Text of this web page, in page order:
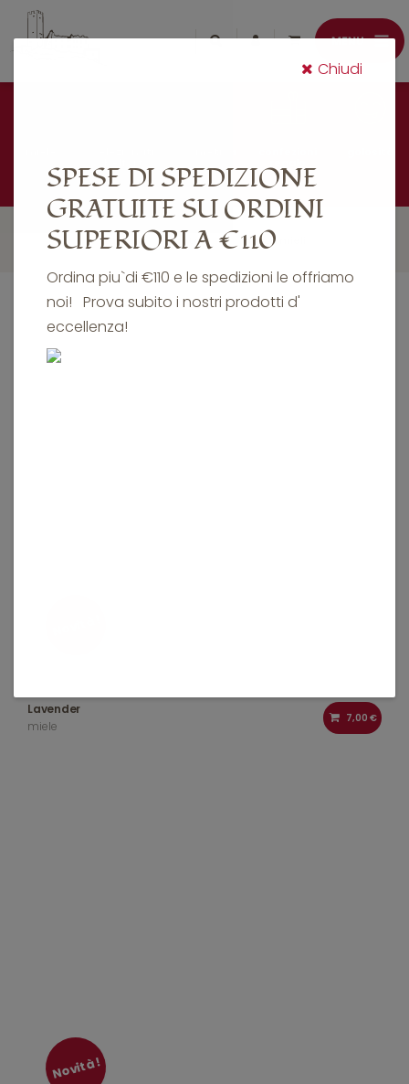
tutti dosatori i nostri mieli
Lavender
miele
7,00 €
Novità!
Chiudi
SPESE DI SPEDIZIONE
GRATUITE SU ORDINI
SUPERIORI A €110
Ordina piu`di €110 e le spedizioni le offriamo
noi! Prova subito i nostri prodotti d'
eccellenza!